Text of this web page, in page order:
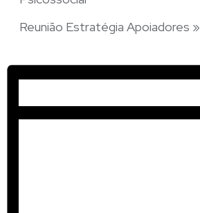
Reunião Estratégia Apoiadores »